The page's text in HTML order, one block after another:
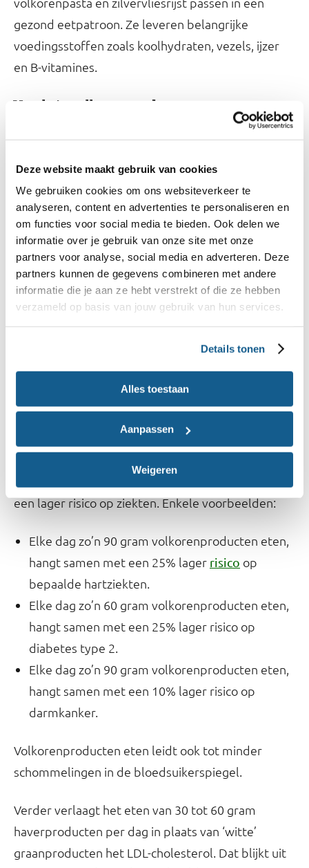
Deze website maakt gebruik van cookies
We gebruiken cookies om ons websiteverkeer te
analyseren, content en advertenties te personaliseren en
om functies voor social media te bieden. Ook delen we
informatie over je gebruik van onze site met onze
partners voor analyse, social media en adverteren. Deze
partners kunnen de gegevens combineren met andere
informatie die je aan ze hebt verstrekt of die ze hebben
verzameld op basis van jouw gebruik van hun services.
Details tonen
Alles toestaan
Aanpassen
Weigeren
gezond eetpatroon. Ze leveren belangrijke
voedingsstoffen zoals koolhydraten, vezels, ijzer
en B-vitamines.
Vezels in volkorenproducten
Volkoren graanproducten bevatten meer vezels
gezondheidseffecten van volkoren
graanproducten worden deels toegeschreven aan
graanvezels. Graanvezels dragen bij aan een goede
darmwerking en stoelgang. Als je elke dag
voldoende vezels binnenkrijgt, heb je een lager
risico op verschillende ziekten.
Hartziekten, diabetes type 2 en darmkanker
producten is gunstig voor je gezondheid. Dat blijkt
uit wetenschappelijk onderzoek. Witte producten
genoemd. Het is beter om deze geraffineerde
producten te vervangen door volkorenproducten.
Door voldoende volkorenproducten te eten, heb je
een lager risico op ziekten. Enkele voorbeelden:
Elke dag zo’n 90 gram volkorenproducten eten,
hangt samen met een 25% lager risico op
bepaalde hartziekten.
Elke dag zo’n 60 gram volkorenproducten eten,
hangt samen met een 25% lager risico op
diabetes type 2.
Elke dag zo’n 90 gram volkorenproducten eten,
hangt samen met een 10% lager risico op
darmkanker.
Volkorenproducten eten leidt ook tot minder
schommelingen in de bloedsuikerspiegel.
Verder verlaagt het eten van 30 tot 60 gram
haverproducten per dag in plaats van ‘witte’
graanproducten het LDL-cholesterol. Dat blijkt uit